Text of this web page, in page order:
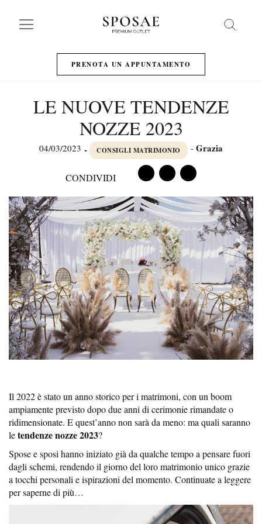
PRENOTA UN APPUNTAMENTO
LE NUOVE TENDENZE
NOZZE 2023
04/03/2023 - CONSIGLI MATRIMONIO - Grazia
CONDIVIDI
Il 2022 è stato un anno storico per i matrimoni, con un boom
ampiamente previsto dopo due anni di cerimonie rimandate o
ridimensionate. E quest’anno non sarà da meno: ma quali saranno
letendenze nozze 2023?
Spose e sposi hanno iniziato già da qualche tempo a pensare fuori
dagli schemi, rendendo il giorno del loro matrimonio unico grazie
a tocchi personali e ispirazioni del momento. Continuate a leggere
per saperne di più…